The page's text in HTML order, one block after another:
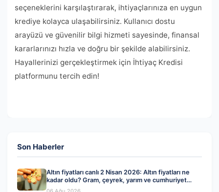
seçeneklerini karşılaştırarak, ihtiyaçlarınıza en uygun
krediye kolayca ulaşabilirsiniz. Kullanıcı dostu
arayüzü ve güvenilir bilgi hizmeti sayesinde, finansal
kararlarınızı hızla ve doğru bir şekilde alabilirsiniz.
Hayallerinizi gerçekleştirmek için İhtiyaç Kredisi
platformunu tercih edin!
Son Haberler
Altın fiyatları canlı 2 Nisan 2026: Altın fiyatları ne
kadar oldu? Gram, çeyrek, yarım ve cumhuriyet
altını alış satış fiyatları